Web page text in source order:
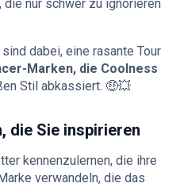
nur schwer zu ignorieren
dabei, eine rasante Tour
Marken, die Coolness
Stil abkassiert. 🤑💥
die Sie inspirieren
kennenzulernen, die ihre
verwandeln, die das